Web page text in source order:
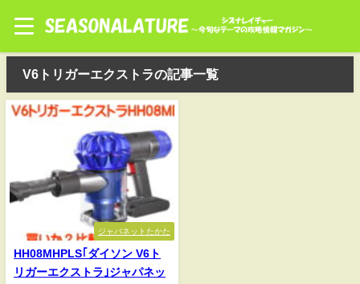
V6トリガーエクストラの記事一覧
ジャパネットたかた
HH08MHPLS｢ダイソン V6ト
リガーエクストラ｣ジャパネッ